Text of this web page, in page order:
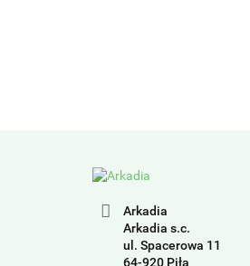
Arkadia
Arkadia s.c.
ul. Spacerowa 11
64-920 Piła